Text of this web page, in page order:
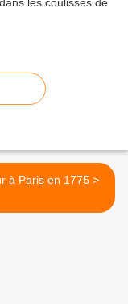
Un jour à Paris en 1775 >